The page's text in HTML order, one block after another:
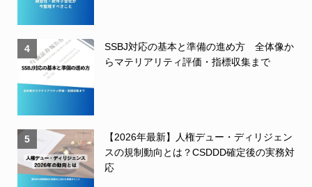
4
SSBJ対応の基本と準備の進め方 全体像か
らマテリアリティ評価・指標収集まで
5
【2026年最新】人権デュー・ディリジェン
スの規制動向とは？CSDDD確定後の実務対
応